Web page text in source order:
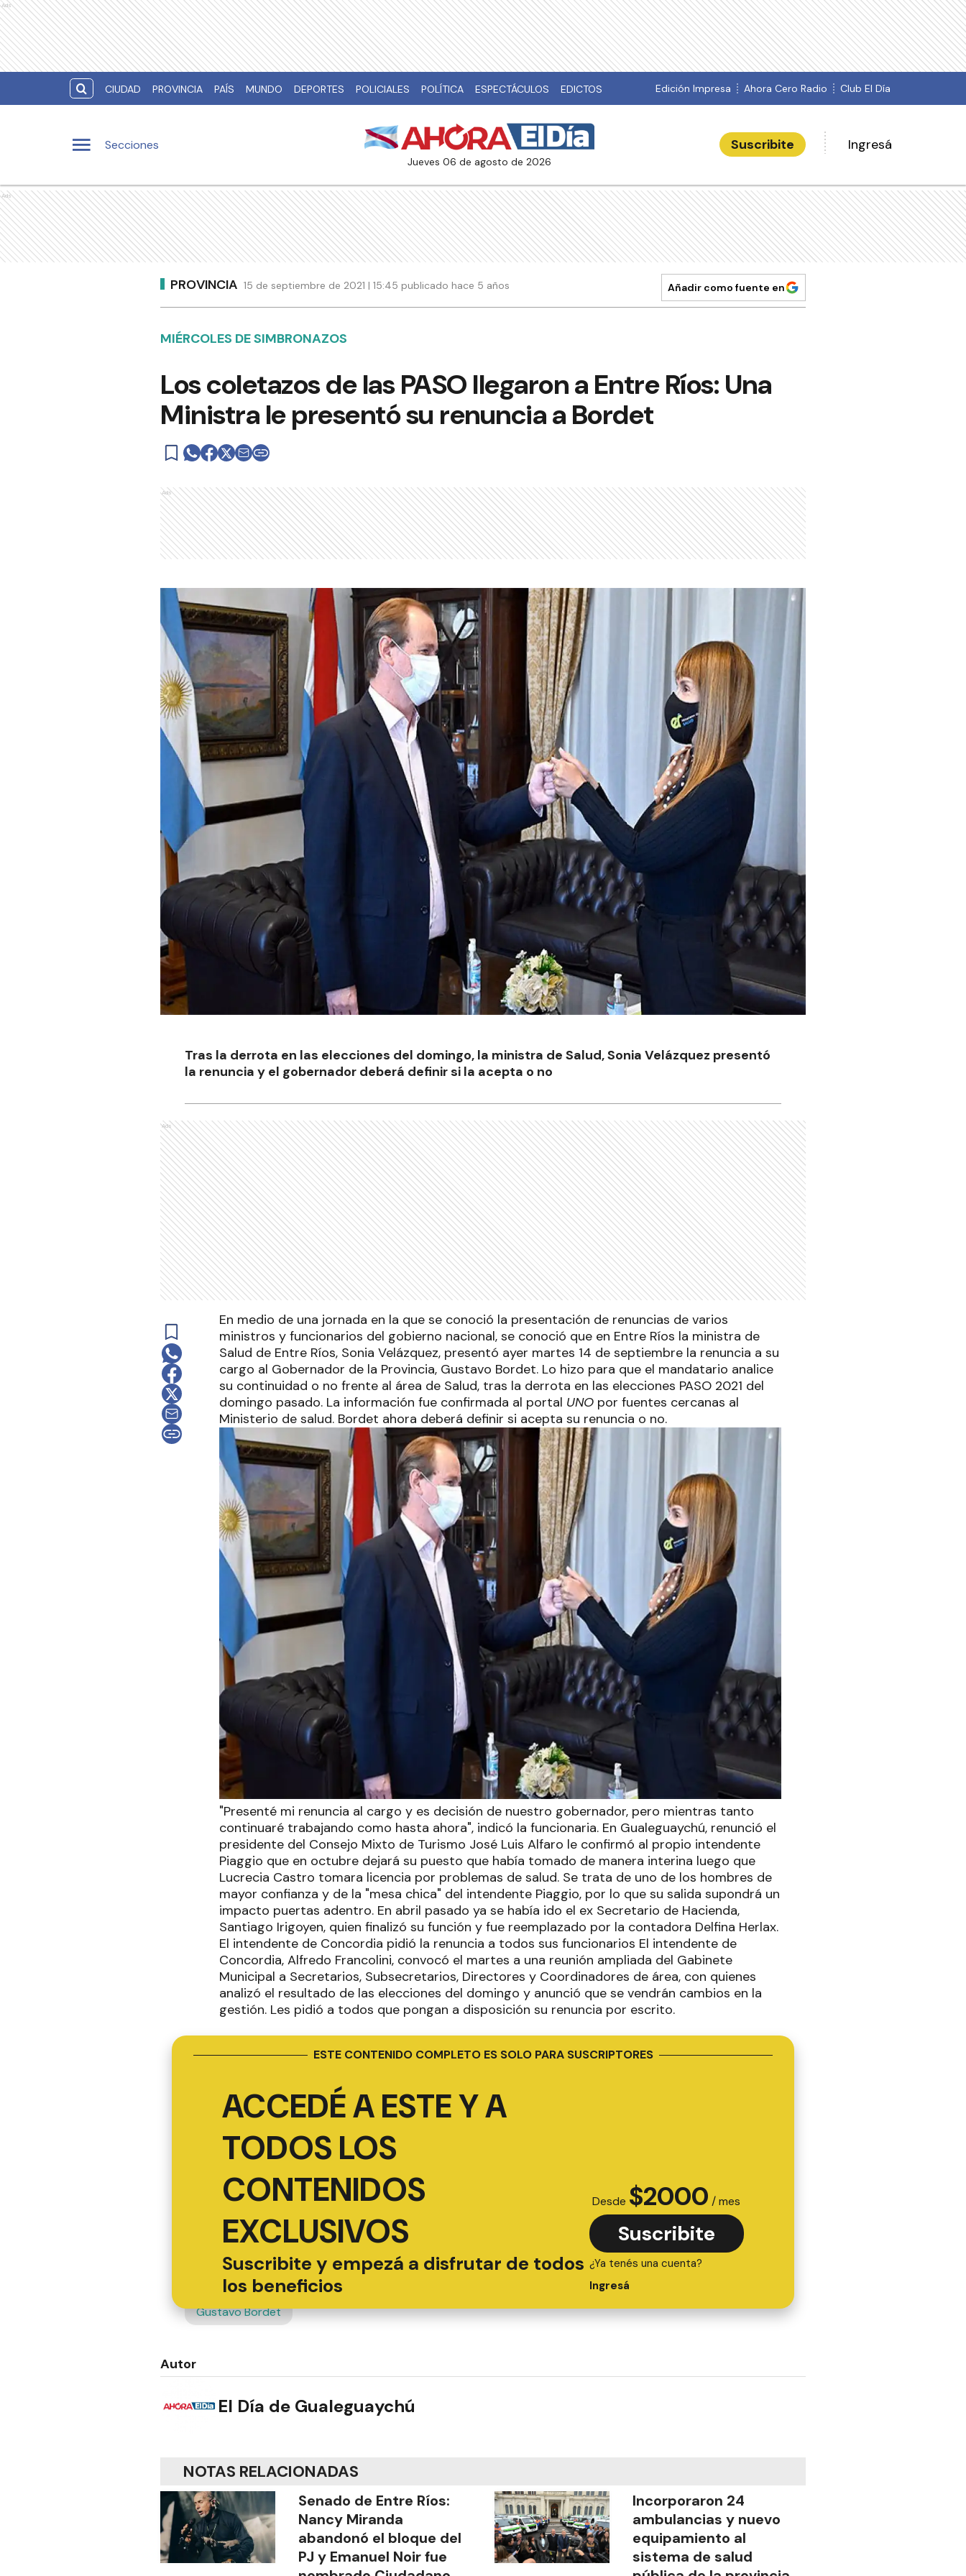
Ads
CIUDAD PROVINCIA PAÍS MUNDO DEPORTES POLICIALES POLÍTICA ESPECTÁCULOS EDICTOS Edición Impresa Ahora Cero Radio Club El Día
Secciones
jueves 06 de agosto de 2026
Suscribite Ingresá
Ads
PROVINCIA 15 de septiembre de 2021 | 15:45 publicado hace 5 años Añadir como fuente en
MIÉRCOLES DE SIMBRONAZOS
Los coletazos de las PASO llegaron a Entre Ríos: Una
Ministra le presentó su renuncia a Bordet
Ads
Tras la derrota en las elecciones del domingo, la ministra de Salud, Sonia Velázquez presentó
la renuncia y el gobernador deberá definir si la acepta o no
Ads
En medio de una jornada en la que se conoció la presentación de renuncias de varios
ministros y funcionarios del gobierno nacional, se conoció que en Entre Ríos la ministra de
Salud de Entre Ríos, Sonia Velázquez, presentó ayer martes 14 de septiembre la renuncia a su
cargo al Gobernador de la Provincia, Gustavo Bordet. Lo hizo para que el mandatario analice
su continuidad o no frente al área de Salud, tras la derrota en las elecciones PASO 2021 del
domingo pasado. La información fue confirmada al portal UNO por fuentes cercanas al
Ministerio de salud. Bordet ahora deberá definir si acepta su renuncia o no.
"Presenté mi renuncia al cargo y es decisión de nuestro gobernador, pero mientras tanto
continuaré trabajando como hasta ahora", indicó la funcionaria. En Gualeguaychú, renunció el
presidente del Consejo Mixto de Turismo José Luis Alfaro le confirmó al propio intendente
Piaggio que en octubre dejará su puesto que había tomado de manera interina luego que
Lucrecia Castro tomara licencia por problemas de salud. Se trata de uno de los hombres de
mayor confianza y de la "mesa chica" del intendente Piaggio, por lo que su salida supondrá un
impacto puertas adentro. En abril pasado ya se había ido el ex Secretario de Hacienda,
Santiago Irigoyen, quien finalizó su función y fue reemplazado por la contadora Delfina Herlax.
El intendente de Concordia pidió la renuncia a todos sus funcionarios El intendente de
Concordia, Alfredo Francolini, convocó el martes a una reunión ampliada del Gabinete
Municipal a Secretarios, Subsecretarios, Directores y Coordinadores de área, con quienes
analizó el resultado de las elecciones del domingo y anunció que se vendrán cambios en la
gestión. Les pidió a todos que pongan a disposición su renuncia por escrito.
ESTE CONTENIDO COMPLETO ES SOLO PARA SUSCRIPTORES
ACCEDÉ A ESTE Y A
TODOS LOS
CONTENIDOS
EXCLUSIVOS
Suscribite y empezá a disfrutar de todos
los beneficios
Desde $2000 / mes
Suscribite
¿Ya tenés una cuenta?
Ingresá
Gustavo Bordet
Autor
El Día de Gualeguaychú
NOTAS RELACIONADAS
Senado de Entre Ríos:
Nancy Miranda
abandonó el bloque del
PJ y Emanuel Noir fue
Incorporaron 24
ambulancias y nuevo
equipamiento al
sistema de salud